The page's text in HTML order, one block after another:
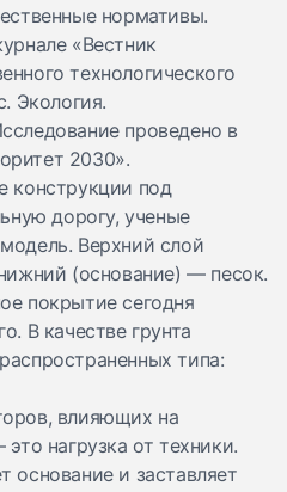
нормативы.
«Вестник
технологического
Экология.
проведено в
2030».
конструкции под
дорогу, ученые
Верхний слой
(основание) — песок.
покрытие сегодня
В качестве грунта
типа:
влияющих на
нагрузка от техники.
основание и заставляет